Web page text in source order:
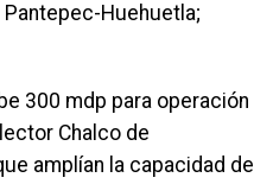
Huehuetla;
300 mdp para operación
Chalco de
amplían la capacidad de